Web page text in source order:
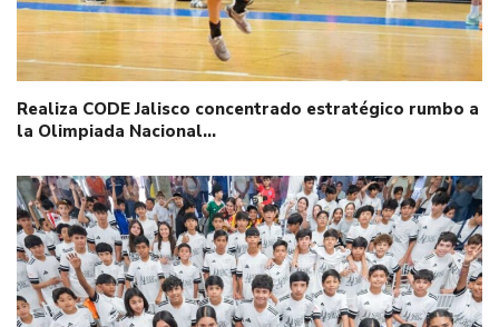
Realiza CODE Jalisco concentrado estratégico rumbo a
la Olimpiada Nacional…